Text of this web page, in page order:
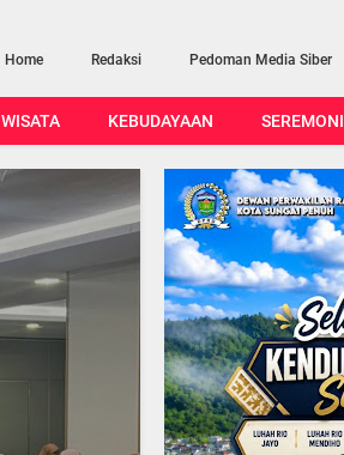
Home Redaksi Pedoman Media Siber
WISATA KEBUDAYAAN SEREMONI